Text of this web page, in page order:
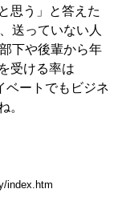
思う」と答えた
送っていない人
下や後輩から年
受ける率は
ベートでもビジネ
。
index.htm